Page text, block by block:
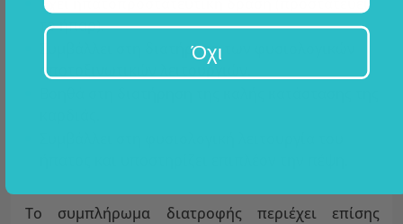
το ήπαρ).
Συμβάλλει στη διατήρηση των φυσιολογικών
αποτοξινωτικών λειτουργιών.
Το συμπλήρωμα διατροφής περιέχει επίσης
Όχι